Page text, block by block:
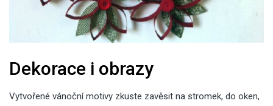
Dekorace i obrazy
Vytvořené vánoční motivy zkuste zavěsit na stromek, do oken,